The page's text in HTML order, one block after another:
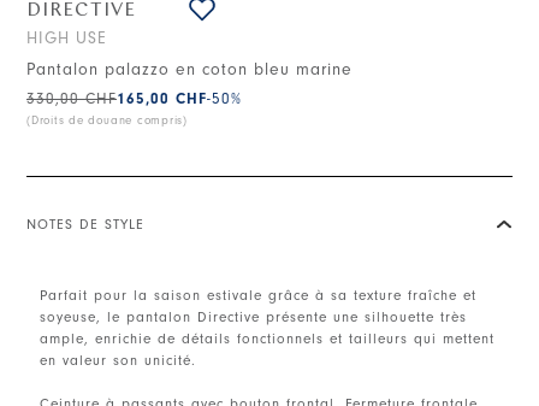
DIRECTIVE
HIGH USE
Pantalon palazzo en coton bleu marine
165,00 CHF
330,00 CHF -50%
(Droits de douane compris)
NOTES DE STYLE
Parfait pour la saison estivale grâce à sa texture fraîche et
soyeuse, le pantalon Directive présente une silhouette très
ample, enrichie de détails fonctionnels et tailleurs qui mettent
en valeur son unicité.